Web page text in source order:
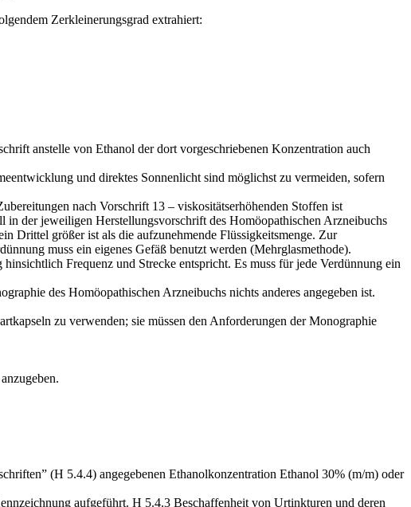
Zerkleinerungsgrad extrahiert:
anstelle von Ethanol der dort vorgeschriebenen Konzentration auch
und direktes Son­nenlicht sind möglichst zu vermeiden, sofern
nach Vorschrift 13 – viskositätserhöhenden Stoffen ist
in der jeweiligen Herstel­lungsvorschrift des Homöopathischen Arzneibuchs
Drittel größer ist als die aufzunehmende Flüssigkeitsmenge. Zur
muss ein eigenes Gefäß benutzt werden (Mehrglasmethode).
Frequenz und Strecke entspricht. Es muss für jede Verdünnung ein
des Homöopathischen Arzneibuchs nichts anderes angegeben ist.
zu verwenden; sie müssen den Anforderungen der Mono­graphie
(H 5.4.4) angegebenen Ethanolkonzentration Ethanol 30% (m/m) oder
aufgeführt. H 5.4.3 Beschaffenheit von Urtinkturen und deren